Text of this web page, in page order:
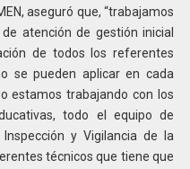
aseguró que, “trabajamos
atención de gestión inicial
de todos los referentes
se pueden aplicar en cada
estamos trabajando con los
todo el equipo de
y Vigilancia de la
técnicos que tiene que